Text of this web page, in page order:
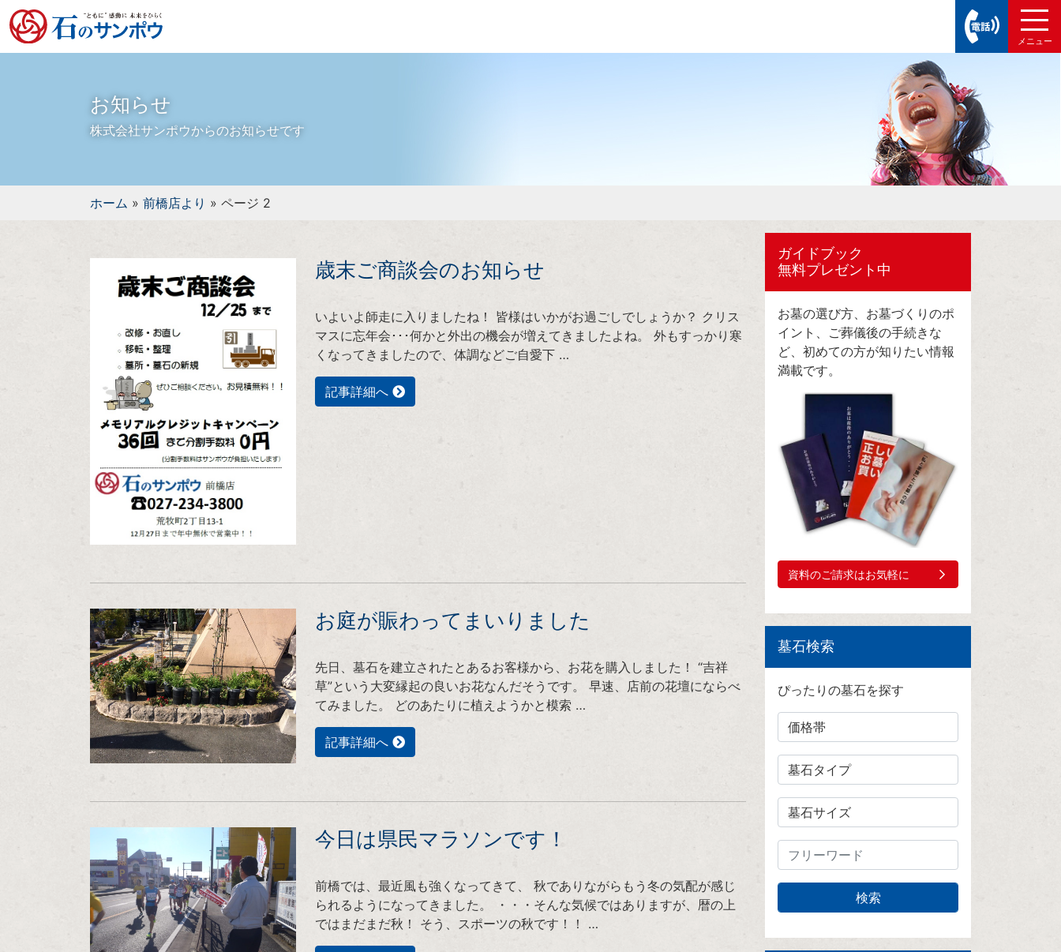
お知らせ
株式会社サンポウからのお知らせです
ホーム » 前橋店より » ページ 2
歳末ご商談会のお知らせ
いよいよ師走に入りましたね！ 皆様はいかがお過ごしでしょうか？ クリス
マスに忘年会･･･何かと外出の機会が増えてきましたよね。 外もすっかり寒
くなってきましたので、体調などご自愛下 …
記事詳細へ
お庭が賑わってまいりました
先日、墓石を建立されたとあるお客様から、お花を購入しました！ “吉祥
草”という大変縁起の良いお花なんだそうです。 早速、店前の花壇にならべ
てみました。 どのあたりに植えようかと模索 …
記事詳細へ
今日は県民マラソンです！
前橋では、最近風も強くなってきて、 秋でありながらもう冬の気配が感じ
られるようになってきました。 ・・・そんな気候ではありますが、暦の上
ではまだまだ秋！ そう、スポーツの秋です！！ …
ガイドブック
無料プレゼント中
お墓の選び方、お墓づくりのポ
イント、ご葬儀後の手続きな
ど、初めての方が知りたい情報
満載です。
資料のご請求はお気軽に
墓石検索
ぴったりの墓石を探す